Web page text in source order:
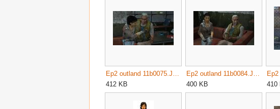
Ep2 outland 11b0075.JPG
412 KB
Ep2 outland 11b0084.JPG
400 KB
410